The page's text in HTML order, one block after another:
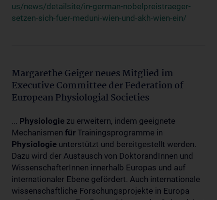
us/news/detailsite/in-german-nobelpreistraeger-
setzen-sich-fuer-meduni-wien-und-akh-wien-ein/
Margarethe Geiger neues Mitglied im
Executive Committee der Federation of
European Physiologial Societies
... Physiologie zu erweitern, indem geeignete
Mechanismen für Trainingsprogramme in
Physiologie unterstützt und bereitgestellt werden.
Dazu wird der Austausch von DoktorandInnen und
WissenschafterInnen innerhalb Europas und auf
internationaler Ebene gefördert. Auch internationale
wissenschaftliche Forschungsprojekte in Europa